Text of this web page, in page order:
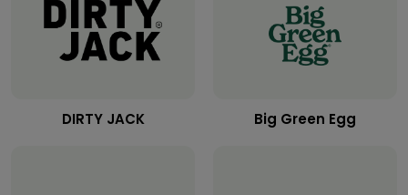
DIRTY JACK Big Green Egg